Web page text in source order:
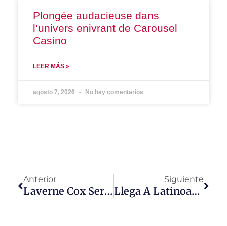
Plongée audacieuse dans
l’univers enivrant de Carousel
Casino
LEER MÁS »
agosto 7, 2026 No hay comentarios
Anterior
Laverne Cox Será La Gran Anfitriona De La Alfombra Roja De Los People’s Choice Awards 2021
Siguiente
Llega A Latinoamérica ¨Ojos De Mujer¨